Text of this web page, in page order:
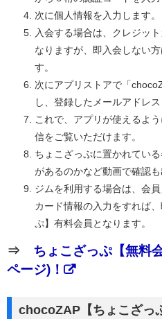
次に個人情報を入力します。
入会する場合は、クレジッ
なりますが、即入会しない
す。
次にアプリストアで「
し、登録したメールアドレ
これで、アプリが使えるよ
信をご覧いただけます。
ちょこざっぷに置かれてい
があるのかなど動画で確認
ジムを利用する場合は、会
カード情報の入力をすれば
ぷ】有料会員となります。
⇒ ちょこざっぷ【無料
ページ)！
chocoZAP【ちょこざっ